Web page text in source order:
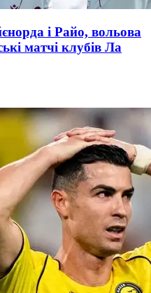
і Райо, вольова
матчі клубів Ла